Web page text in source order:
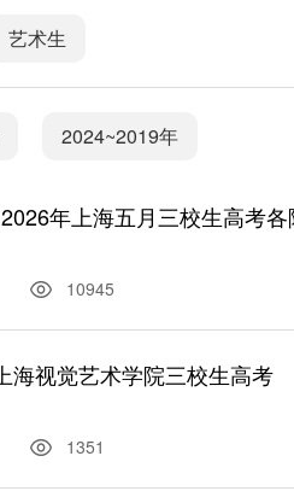
艺术生
2024~2019年
10945
海视觉艺术学院三校生高考
1351